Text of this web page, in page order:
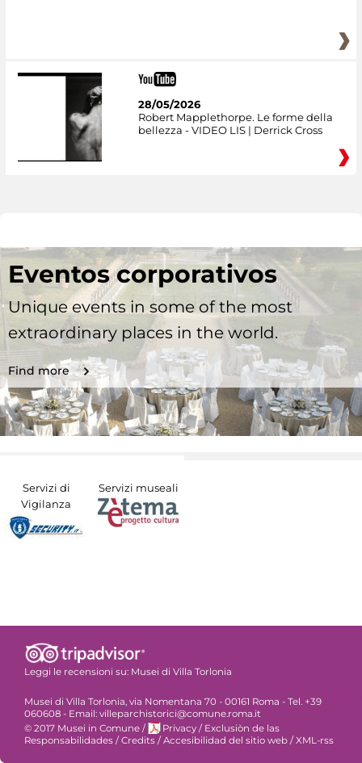
28/05/2026
Robert Mapplethorpe. Le forme della
bellezza - VIDEO LIS | Derrick Cross
Eventos corporativos
Unique events in some of the most
extraordinary places in the world.
Find more
Servizi di
Vigilanza
Servizi museali
Leggi le recensioni su: Musei di Villa Torlonia
Musei di Villa Torlonia, via Nomentana 70 - 00161 Roma - Tel. +39
060608 - Email: villeparchistorici@comune.roma.it
© 2017 Musei in Comune / Privacy / Exclusiòn de las
Responsabilidades /Credits /Accesibilidad del sitio web /XML-rss